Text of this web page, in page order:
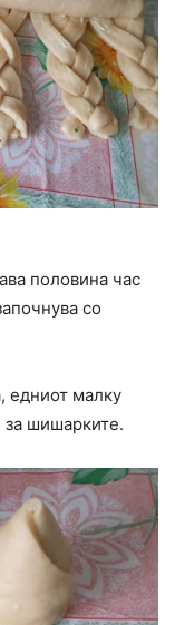
половина час
со
едниот малку
за шишарките.